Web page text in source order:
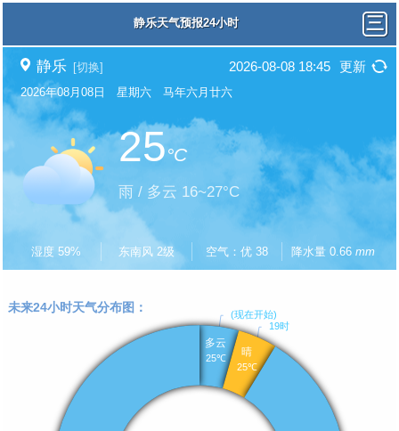
静乐天气预报24小时
静乐 [切换] 2026-08-08 18:45 更新
2026年08月08日 星期六 马年六月廿六
25°C
雨 / 多云 16~27°C
湿度 59% 东南风 2级 空气：优 38 降水量 0.66 mm